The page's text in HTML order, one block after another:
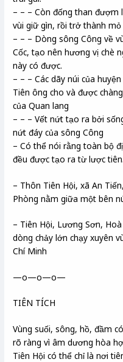
– – – Còn đống than đượm
vùi giữ gìn, rồi trở thành
– – – Dòng sông Công về
Cốc, tạo nên hương vị chè
này có được.
– – – Các dãy núi của
Tiên ông cho và được
của Quan lang
– – – Vết nứt tạo ra bởi
nứt đáy của sông Công
– Có thể nói rằng toàn bộ
đều được tạo ra từ lược tiên.
– Thôn Tiên Hội, xã An
Phòng nằm giữa một bên
– Tiên Hội, Lương Sơn,
dòng chảy lớn chạy xuyên
Chí Minh
—o—o—o—
TIÊN TÍCH
Vùng suối, sông, hồ, đầm
rõ ràng vì âm dương hòa
Tiên Hội có thể chỉ là nơi